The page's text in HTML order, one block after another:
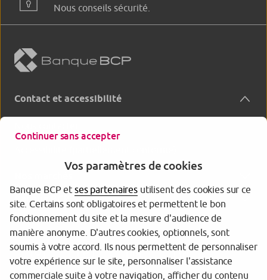
Nous conseils sécurité.
Contact et accessibilité
Banque BCP
Continuer sans accepter
Vos paramètres de cookies
Banque BCP etses partenairesutilisent des cookies sur ce
site. Certains sont obligatoires et permettent le bon
fonctionnement du site et la mesure d'audience de
manière anonyme. D'autres cookies, optionnels, sont
soumis à votre accord. Ils nous permettent de personnaliser
votre expérience sur le site, personnaliser l'assistance
commerciale suite à votre navigation, afficher du contenu